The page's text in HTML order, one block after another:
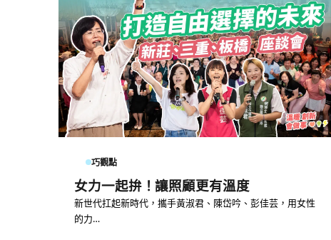
巧觀點
女力一起拚！讓照顧更有溫度
新世代扛起新時代，攜手黃淑君、陳岱吟、彭佳芸，用女性
的力…